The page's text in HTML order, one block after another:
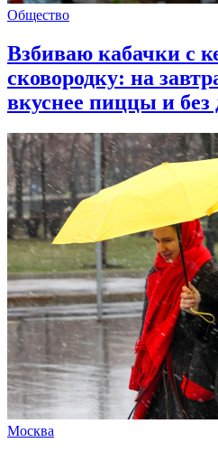
Общество
Взбиваю кабачки с
сковородку: на
вкуснее пиццы и
Москва